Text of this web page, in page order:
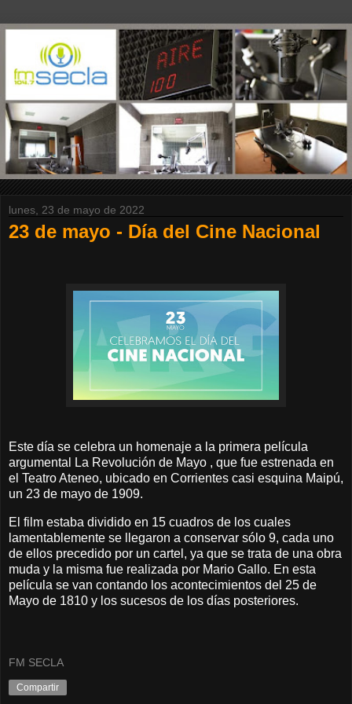
lunes, 23 de mayo de 2022
23 de mayo - Día del Cine Nacional
Este día se celebra un homenaje a la primera película
argumental La Revolución de Mayo , que fue estrenada en
el Teatro Ateneo, ubicado en Corrientes casi esquina Maipú,
un 23 de mayo de 1909.
El film estaba dividido en 15 cuadros de los cuales
lamentablemente se llegaron a conservar sólo 9, cada uno
de ellos precedido por un cartel, ya que se trata de una obra
muda y la misma fue realizada por Mario Gallo. En esta
película se van contando los acontecimientos del 25 de
Mayo de 1810 y los sucesos de los días posteriores.
FM SECLA
Compartir